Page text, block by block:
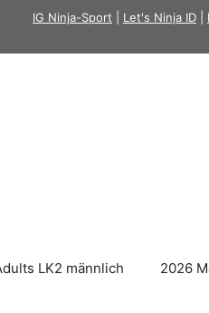
IG Ninja-Sport Let's Ninja ID
LK2 männlich 2026